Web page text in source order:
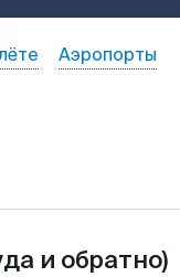
Аэропорты
и обратно)